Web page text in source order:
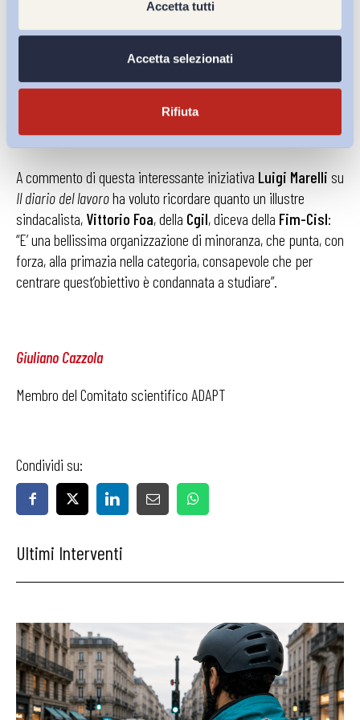
Accetta tutti
Accetta selezionati
Rifiuta
dell’economia in generale;
– purtroppo si indebolisce la presenza della metalmeccanica
A commento di questa interessante iniziativa Luigi Marelli su
Il diario del lavoroha voluto ricordare quanto un illustre
sindacalista, Vittorio Foa, della Cgil, diceva della Fim-Cisl:
“E’ una bellissima organizzazione di minoranza, che punta, con
forza, alla primazia nella categoria, consapevole che per
centrare quest’obiettivo è condannata a studiare”.
Giuliano Cazzola
Membro del Comitato scientifico ADAPT
Condividi su:
Ultimi Interventi